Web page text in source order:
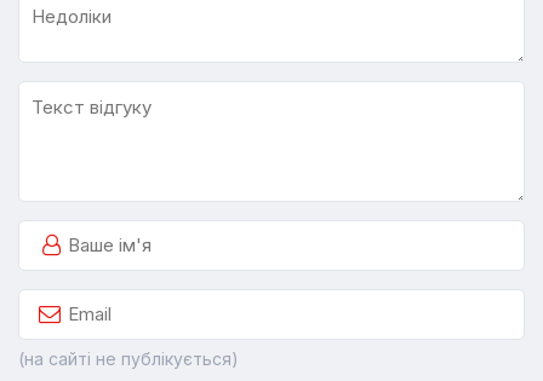
(на сайті не публікується)